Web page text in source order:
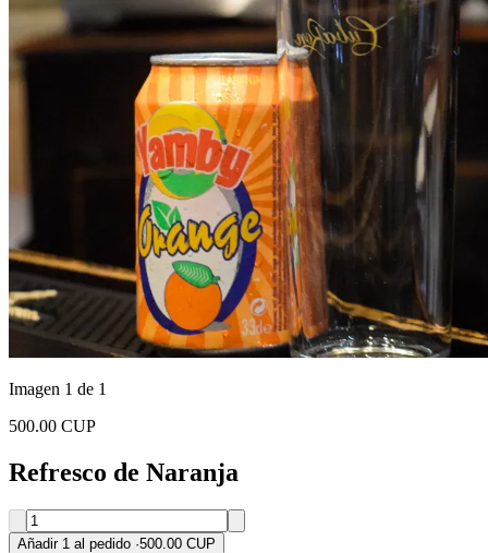
Imagen 1 de 1
500.00 CUP
Refresco de Naranja
Añadir 1 al pedido ·500.00 CUP